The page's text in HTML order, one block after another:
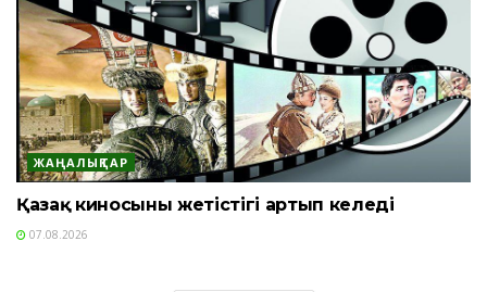
ЖАҢАЛЫҚТАР
Қазақ киносының жетістігі артып келеді
07.08.2026